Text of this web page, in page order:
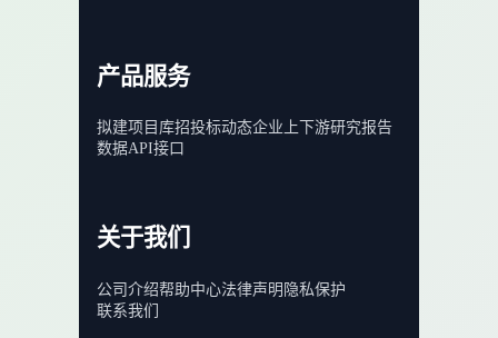
产品服务
拟建项目库招投标动态企业上下游研究报告
数据API接口
关于我们
公司介绍帮助中心法律声明 隐私保护
联系我们